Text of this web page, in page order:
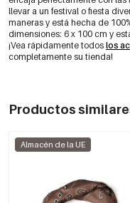
llevar a un festival o fiesta
maneras y está hecha de
dimensiones: 6 x 100 cm y
¡Vea rápidamente todos los
completamente su tienda!
Productos
Almacén de la UE